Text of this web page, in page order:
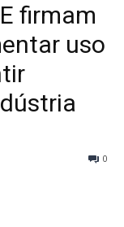
firmam
uso
0